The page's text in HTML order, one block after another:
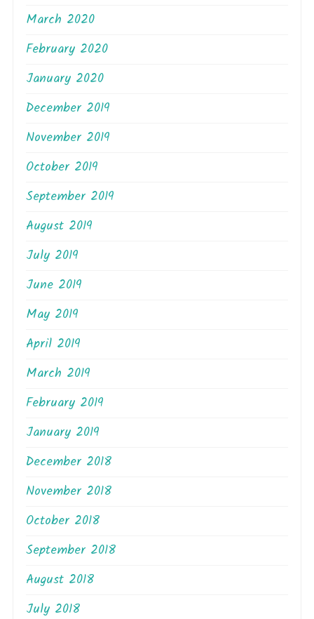
March 2020
February 2020
January 2020
December 2019
November 2019
October 2019
September 2019
August 2019
July 2019
June 2019
May 2019
April 2019
March 2019
February 2019
January 2019
December 2018
November 2018
October 2018
September 2018
August 2018
July 2018